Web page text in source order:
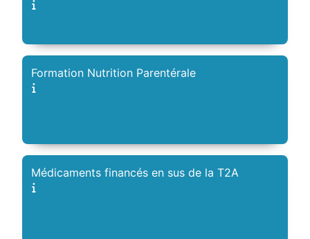
Formation Nutrition Parentérale
Médicaments financés en sus de la T2A